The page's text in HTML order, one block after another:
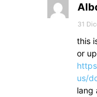
31
this
or
us/
lang